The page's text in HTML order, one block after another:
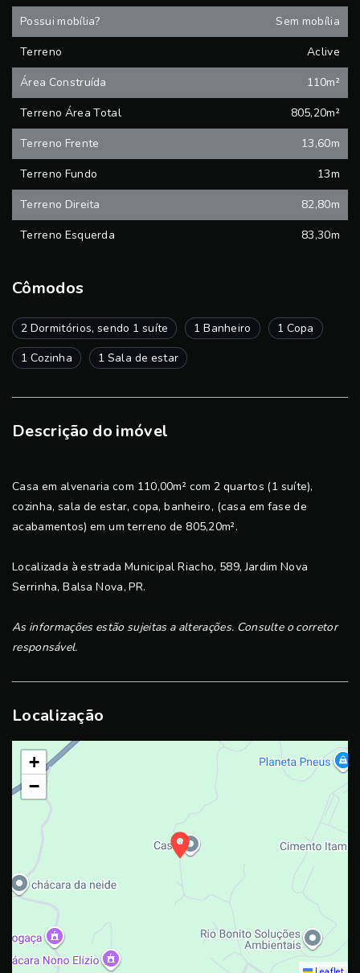
Cômodos
2 Dormitórios, sendo 1 suíte 1 Banheiro
1 Copa
1 Cozinha
1 Sala de estar
Descrição do imóvel
Casa em alvenaria com 110,00m² com 2 quartos (1 suíte),
cozinha, sala de estar, copa, banheiro, (casa em fase de
acabamentos) em um terreno de 805,20m².
Localizada à estrada Municipal Riacho, 589, Jardim Nova
Serrinha, Balsa Nova, PR.
As informações estão sujeitas a alterações. Consulte o corretor
responsável.
Localização
+
−
Possui mobília?
Sem mobília
Terreno
Aclive
Área Construída
110m²
Terreno Área Total
805,20m²
Terreno Frente
13,60m
Terreno Fundo
13m
Terreno Direita
82,80m
Terreno Esquerda
83,30m